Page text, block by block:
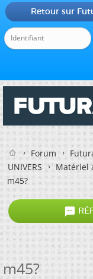
Retour sur
Forum
UNIVERS
Matériel
m45?

m45?